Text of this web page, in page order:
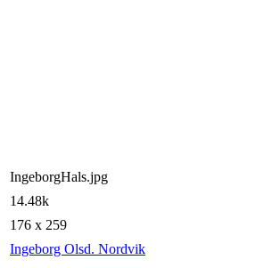
IngeborgHals.jpg
14.48k
176 x 259
Ingeborg Olsd. Nordvik